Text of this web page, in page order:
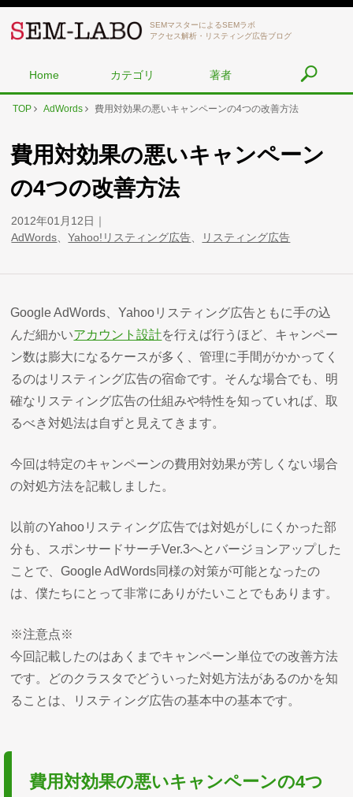
SEMマスターによるSEMラボ
アクセス解析・リスティング広告ブログ
Home カテゴリ 著者
TOP AdWords 費用対効果の悪いキャンペーンの4つの改善方法
費用対効果の悪いキャンペーン
の4つの改善方法
2012年01月12日
AdWords 、Yahoo!リスティング広告 リスティング広告
Google AdWords、Yahooリスティング広告ともに手の込
んだ細かいアカウント設計を行えば行うほど、キャンペー
ン数は膨大になるケースが多く、管理に手間がかかってく
るのはリスティング広告の宿命です。そんな場合でも、明
確なリスティング広告の仕組みや特性を知っていれば、取
るべき対処法は自ずと見えてきます。
今回は特定のキャンペーンの費用対効果が芳しくない場合
の対処方法を記載しました。
以前のYahooリスティング広告では対処がしにくかった部
分も、スポンサードサーチVer.3へとバージョンアップした
ことで、Google AdWords同様の対策が可能となったの
は、僕たちにとって非常にありがたいことでもあります。
※注意点※
今回記載したのはあくまでキャンペーン単位での改善方法
です。どのクラスタでどういった対処方法があるのかを知
ることは、リスティング広告の基本中の基本です。
費用対効果の悪いキャンペーンの4つ